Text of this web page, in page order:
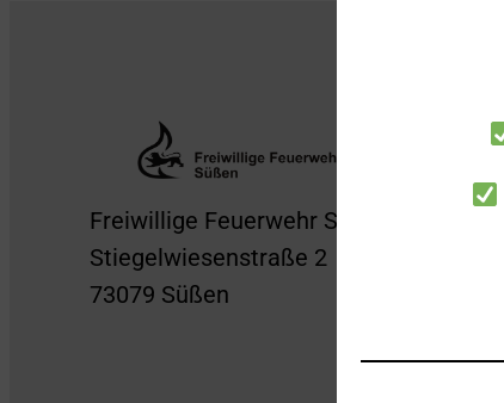
Freiwillige Feuerwehr Süßen
Stiegelwiesenstraße 2
73079 Süßen